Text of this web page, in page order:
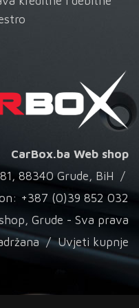
CarBox.ba Web shop
88340 Grude, BiH /
+387 (0)39 852 032
Grude - Sva prava
/Uvjeti kupnje